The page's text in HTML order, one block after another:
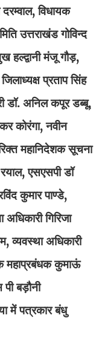
विधायक
उत्तराखंड गोविन्द
हल्द्वानी मंजू गौड़,
प्रताप सिंह
डॉ. अनिल कपूर डब्बू,
कोरंगा, नवीन
महानिदेशक सूचना
रयाल, एसएसपी डॉ
कुमार पाण्डे,
गिरिजा
व्यवस्था अधिकारी
महाप्रबंधक कुमाऊं
बड़ौनी
में पत्रकार बंधु